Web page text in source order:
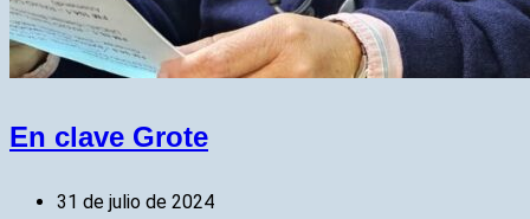
En clave Grote
31 de julio de 2024